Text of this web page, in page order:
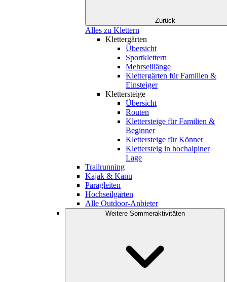
Zurück
Alles zu Klettern
Klettergärten
Übersicht
Sportklettern
Mehrseillänge
Klettergärten für Familien &
Einsteiger
Klettersteige
Übersicht
Routen
Klettersteige für Familien &
Beginner
Klettersteige für Könner
Klettersteig in hochalpiner
Lage
Trailrunning
Kajak & Kanu
Paragleiten
Hochseilgärten
Alle Outdoor-Anbieter
Weitere Sommeraktivitäten